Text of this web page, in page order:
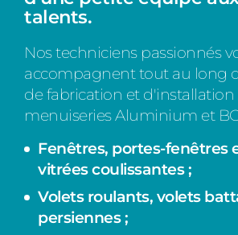
talents.
Nos techniciens passionnés
accompagnent tout au long
de fabrication et d'installation
menuiseries Aluminium et
Fenêtres, portes-fenêtres
vitrées coulissantes ;
Volets roulants, volets
persiennes ;